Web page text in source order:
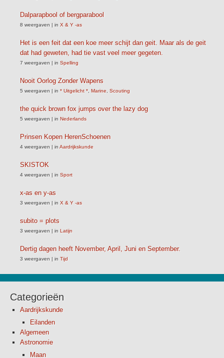
Dalparapbool of bergparabool
8 weergaven | in X & Y -as
Het is een feit dat een koe meer schijt dan geit. Maar als de geit
dat had geweten, had tie vast veel meer gegeten.
7 weergaven | in Spelling
Nooit Oorlog Zonder Wapens
5 weergaven | in * Uitgelicht * Marine Scouting
the quick brown fox jumps over the lazy dog
5 weergaven | in Nederlands
Prinsen Kopen HerenSchoenen
4 weergaven | in Aardrijkskunde
SKISTOK
4 weergaven | in Sport
x-as en y-as
3 weergaven | in X & Y -as
subito = plots
3 weergaven | in Latijn
Dertig dagen heeft November, April, Juni en September.
3 weergaven | in Tijd
Categorieën
Aardrijkskunde
Eilanden
Algemeen
Astronomie
Maan